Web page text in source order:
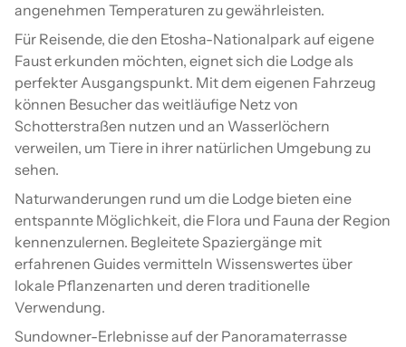
angenehmen Temperaturen zu gewährleisten.
Für Reisende, die den Etosha-Nationalpark auf eigene
Faust erkunden möchten, eignet sich die Lodge als
perfekter Ausgangspunkt. Mit dem eigenen Fahrzeug
können Besucher das weitläufige Netz von
Schotterstraßen nutzen und an Wasserlöchern
verweilen, um Tiere in ihrer natürlichen Umgebung zu
sehen.
Naturwanderungen rund um die Lodge bieten eine
entspannte Möglichkeit, die Flora und Fauna der Region
kennenzulernen. Begleitete Spaziergänge mit
erfahrenen Guides vermitteln Wissenswertes über
lokale Pflanzenarten und deren traditionelle
Verwendung.
Sundowner-Erlebnisse auf der Panoramaterrasse